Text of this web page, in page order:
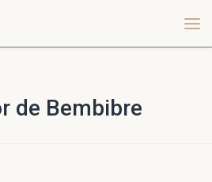
de Bembibre